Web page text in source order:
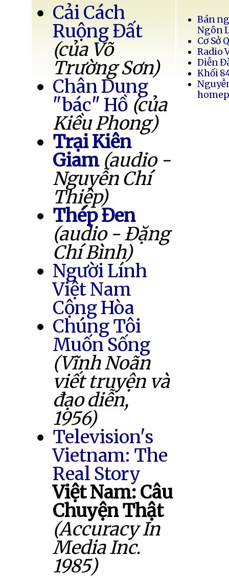
Cải Cách
Ruộng Đất
(của Võ
Trường Sơn)
Chân Dung
"bác" Hồ (của
Kiều Phong)
Trại Kiên
Giam (audio -
Nguyễn Chí
Thiệp)
Thép Đen
(audio - Đặng
Chí Bình)
Người Lính
Việt Nam
Cộng Hòa
Chúng Tôi
Muốn Sống
(Vĩnh Noãn
viết truyện và
đạo diễn,
1956)
Television's
Vietnam: The
Real Story
Việt Nam: Câu
Chuyện Thật
(Accuracy In
Media Inc.
1985)
Bán
Ngôn
Cơ Sở
Radio
Diễn
Khối